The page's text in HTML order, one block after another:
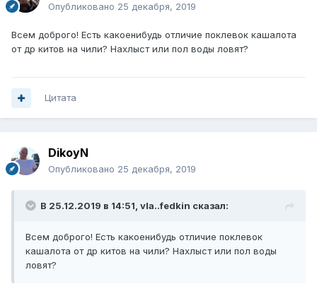
Опубликовано 25 декабря, 2019
Всем доброго! Есть какоенибудь отличие поклевок кашалота
от др китов на чили? Нахлыст или пол воды ловят?
Цитата
DikoyN
Опубликовано 25 декабря, 2019
В 25.12.2019 в 14:51, vla..fedkin сказал:
Всем доброго! Есть какоенибудь отличие поклевок
кашалота от др китов на чили? Нахлыст или пол воды
ловят?